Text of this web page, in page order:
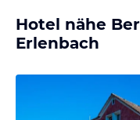
Hotel nähe
Erlenbach